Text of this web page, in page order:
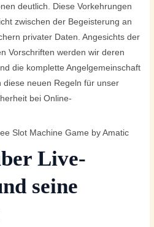
deutlich. Diese Vorkehrungen
zwischen der Begeisterung an
privater Daten. Angesichts der
Vorschriften werden wir deren
die komplette Angelgemeinschaft
diese neuen Regeln für unser
bei Online-
Live-
seine